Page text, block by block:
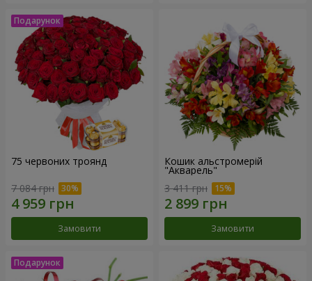
75 червоних троянд
7 084 грн
Замовити
Кошик альстромерій
"Акварель"
3 411 грн
Замовити